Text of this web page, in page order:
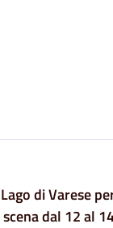
di Varese
dal 12 al